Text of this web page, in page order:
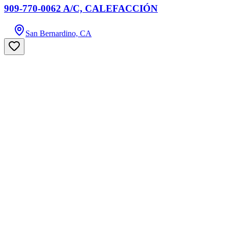
909-770-0062 A/C, CALEFACCIÓN
San Bernardino, CA